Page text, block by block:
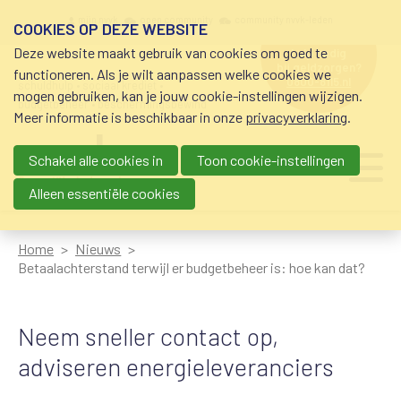
schuldhulp • sociaal krediet •
budgetbeheer • beschermingsbewind
hulp nodig
bij geldzorgen?
0800-8115.nl
Main navigation
Home
Nieuws
Betaalachterstand terwijl er budgetbeheer is: hoe kan dat?
Neem sneller contact op,
adviseren energieleveranciers
COOKIES OP DEZE WEBSITE
Deze website maakt gebruik van cookies om goed te
functioneren. Als je wilt aanpassen welke cookies we
mogen gebruiken, kan je jouw cookie-instellingen wijzigen.
Meer informatie is beschikbaar in onze privacyverklaring.
Schakel alle cookies in
Toon cookie-instellingen
Alleen essentiële cookies